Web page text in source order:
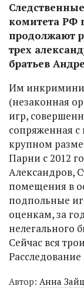
комитета РФ
продолжают
трех
братьев
Им
(незаконная
игр,
сопряженная с
крупном
Парни с 2012
Александров,
помещения в
подпольные
оценкам, за
нелегального
Сейчас вся
Автор: Анна